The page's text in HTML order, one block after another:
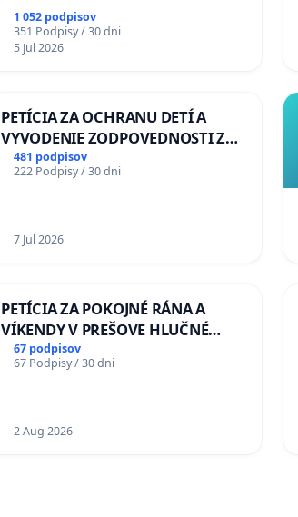
1 052 podpisov
351 Podpisy / 30 dni
5 Jul 2026
PETÍCIA ZA OCHRANU DETÍ A
VYVODENIE ZODPOVEDNOSTI ZA
DLHOROČNÚ NEČINNOSŤ A
ZLYHANIE ŠTÁTU
481 podpisov
222 Podpisy / 30 dni
7 Jul 2026
PETÍCIA ZA POKOJNÉ RÁNA A
VÍKENDY V PREŠOVE HLUČNÉ
STAVEBNÉ PRÁCE V SOBOTU LEN
OD 9.00 DO 13.00 HOD., CEZ
KONTROLA STAVBY C-AREA NA
67 podpisov
67 Podpisy / 30 dni
2 Aug 2026